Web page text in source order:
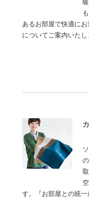
あるお部屋で快適に
についてご案内いた
す。『お部屋との統